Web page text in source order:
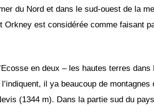
du Nord et dans le sud-ouest de la
Orkney est considérée comme faisant
en deux – les hautes terres dans
il ya beaucoup de montagnes
(1344 m). Dans la partie sud du